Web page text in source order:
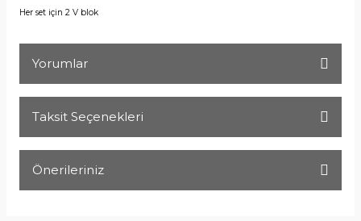
Her set için 2 V blok
Yorumlar
Taksit Seçenekleri
Önerileriniz